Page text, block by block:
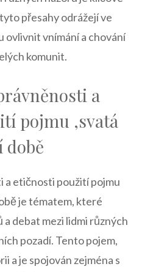
‍přesahy odrážejí ve
ovlivnit vnímání ⁣a chování
komunit.
a
pojmu ‚svatá
době
a etičnosti použití ⁤pojmu
je tématem, které
debat mezi ‍lidmi různých
pozadí. Tento pojem,
a je spojován zejména s